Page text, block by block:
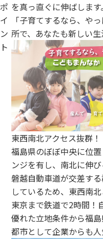
ポ
イ
ン
ト
を真っ直ぐに伸ばします。
「子育てするなら、や
所で、あなたも新しい
東西南北アクセス抜群！
福島県のぼぼ中央に位
ンジを有し、南北に伸
磐越自動車道が交差す
しているため、東西南
東京まで鉄道で2時間！
優れた立地条件から福
都市として企業からも人